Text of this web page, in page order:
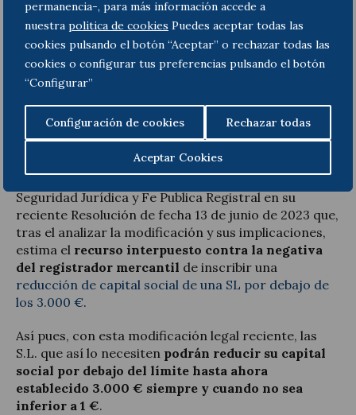
permanencia-, para más información accede a
nuestra politica de cookies Puedes aceptar todas las
cookies pulsando el botón “Aceptar” o rechazar todas las
cookies o configurar tus preferencias pulsando el botón
“Configurar”
Configuración de cookies Rechazar todas
Aceptar Cookies
los 3.000 €siempre y cuando se respeten las
salvedades que contiene el art. 4.1 de la LSC: (i) la
obligación de aplicar al menos el 20 % de los
resultados del ejercicio a reservas hasta que los
fondos propios superen los 3.000 €; y (ii) la
responsabilidad solidaria de los socios de la
diferencia de importe que exista de capital social
hasta los 3.000 € en caso de liquidación de la
sociedad con patrimonio insuficiente.
Así lo ha declarado la Dirección General de
Seguridad Jurídica y Fe Publica Registral en su
reciente Resolución de fecha 13 de junio de 2023 que,
tras el analizar la modificación y sus implicaciones,
estima el recurso interpuesto contra la negativa
del registrador mercantil de inscribir una
reducción de capital social de una SL por debajo de
los 3.000 €.
Así pues, con esta modificación legal reciente, las
S.L. que así lo necesiten podrán reducir su capital
social por debajo del límite hasta ahora
establecido 3.000 € siempre y cuando no sea
inferior a 1 €.